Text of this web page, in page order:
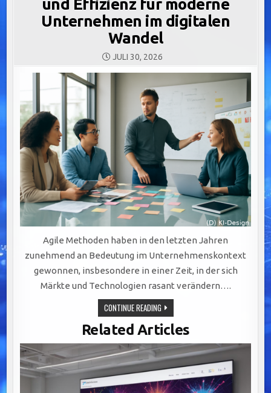
und Effizienz für moderne
Unternehmen im digitalen
Wandel
JULI 30, 2026
Agile Methoden haben in den letzten Jahren
zunehmend an Bedeutung im Unternehmenskontext
gewonnen, insbesondere in einer Zeit, in der sich
Märkte und Technologien rasant verändern….
CONTINUE READINGAGILE
METHODEN:
FLEXIBILITÄT
UND
EFFIZIENZ
FÜR
MODERNE
UNTERNEHMEN
IM
DIGITALEN
WANDEL
Related Articles